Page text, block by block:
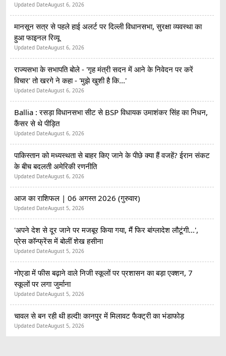
Updated DateAugust 6, 2026
मानसून सत्र से पहले हाई अलर्ट पर दिल्ली विधानसभा, सुरक्षा व्यवस्था का
हुआ फाइनल रिव्यू
Updated DateAugust 6, 2026
राज्यसभा के सभापति बोले - 'गृह मंत्री सदन में आने के निवेदन पर करें
विचार' तो खरगे ने कहा - 'मुझे खुशी है कि...'
Updated DateAugust 6, 2026
Ballia : रसड़ा विधानसभा सीट से BSP विधायक उमाशंकर सिंह का निधन,
कैंसर से थे पीड़ित
Updated DateAugust 6, 2026
पाकिस्तान को मध्यस्थता से बाहर किए जाने के पीछे क्या हैं वजहें? ईरान संकट
के बीच बदलती अमेरिकी रणनीति
Updated DateAugust 6, 2026
आज का राशिफल | 06 अगस्त 2026 (गुरुवार)
Updated DateAugust 5, 2026
'अपने देश से दूर जाने पर मजबूर किया गया, मैं फिर बांग्लादेश लौटूंगी...',
प्रेस कॉन्फ्रेंस में बोलीं शेख हसीना
Updated DateAugust 5, 2026
नोएडा में फीस बढ़ाने वाले निजी स्कूलों पर प्रशासन का बड़ा एक्शन, 7
स्कूलों पर लगा जुर्माना
Updated DateAugust 5, 2026
चावल से बन रही थी हल्दी! कानपुर में मिलावट फैक्ट्री का भंडाफोड़
Updated DateAugust 5, 2026